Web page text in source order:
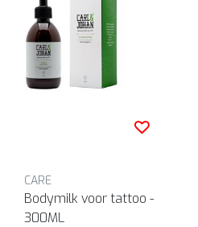
CARE
Bodymilk voor tattoo -
300ML